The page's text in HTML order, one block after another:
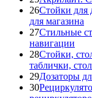
26Стойки для
для магазина
27Стильные
навигации
28Стойки,
таблички,
29Дозаторы
30